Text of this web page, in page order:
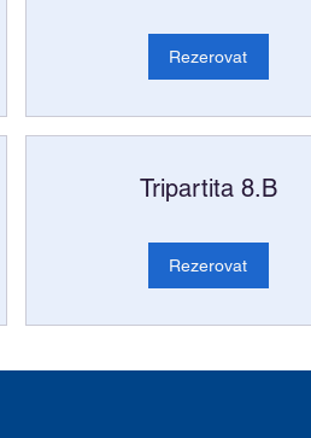
Rezerovat
Tripartita 8.B
Rezerovat